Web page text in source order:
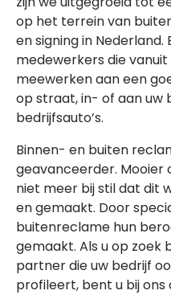
op het terrein van
en signing in
medewerkers die
meewerken aan een
op straat, in- of aan uw
bedrijfsauto’s.
Binnen- en buiten
geavanceerder. Mooier
niet meer bij stil dat dit
en gemaakt. Door
buitenreclame hun
gemaakt. Als u op
partner die uw bedrijf
profileert, bent u bij ons